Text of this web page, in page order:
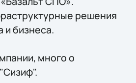
решения
и бизнеса.
много о